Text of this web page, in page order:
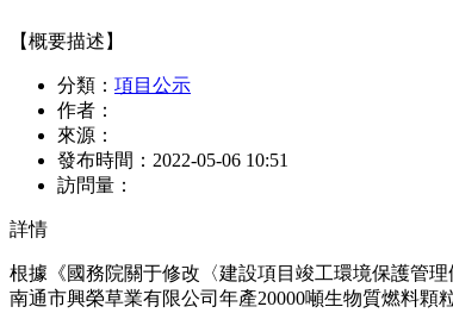
【概要描述】
分類： 項目公示
作者：
來源：
發布時間： 2022-05-06 10:51
訪問量：
詳情
根據《國務院關于修改〈建設項目竣工環境保護管
南通市興榮草業有限公司年產20000噸生物質燃料顆